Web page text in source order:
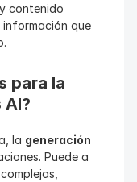
contenido
información que
para la
AI?
la generación
Puede a